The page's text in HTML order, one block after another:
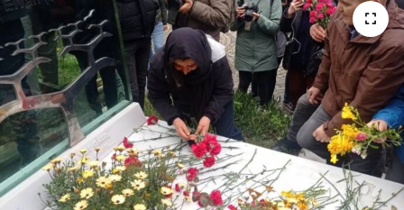
Ege Saati
Ege'den Esintiler
Eğitim
Eğlence
Yayın Akışı
İletişim
Haber Arşivi